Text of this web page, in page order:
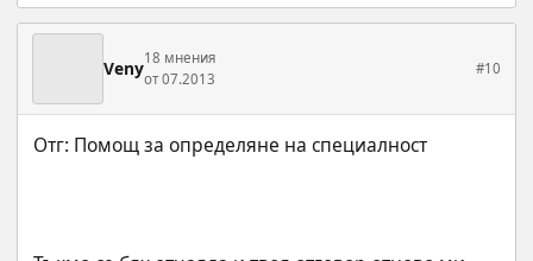
Veny18 мнения
от 07.2013
#10